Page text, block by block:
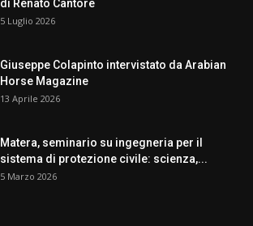
di Renato Cantore
5 Luglio 2026
Giuseppe Colapinto intervistato da Arabian
Horse Magazine
13 Aprile 2026
Matera, seminario su ingegneria per il
sistema di protezione civile: scienza,...
5 Marzo 2026